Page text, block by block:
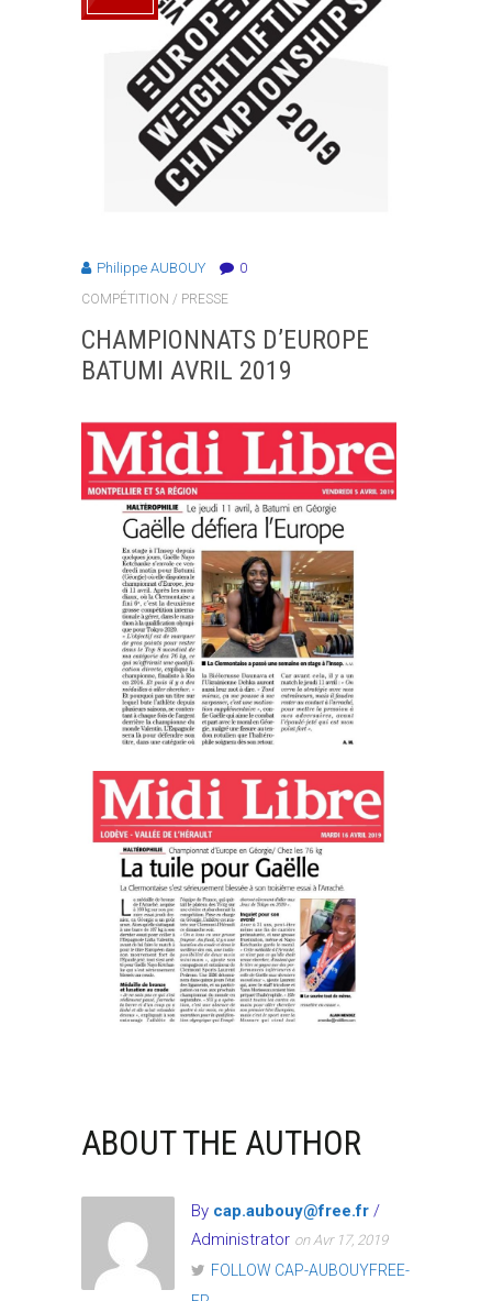
Philippe AUBOUY 0
COMPÉTITION / PRESSE
CHAMPIONNATS D’EUROPE
BATUMI AVRIL 2019
ABOUT THE AUTHOR
By cap.aubouy@free.fr /
Administrator on Avr 17, 2019
FOLLOW CAP-AUBOUYFREE-